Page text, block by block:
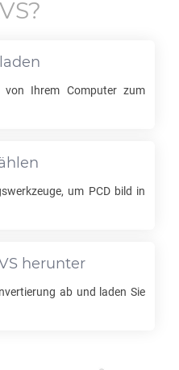
?
Ihrem Computer zum
um PCDbild in
herunter
ab und laden Sie